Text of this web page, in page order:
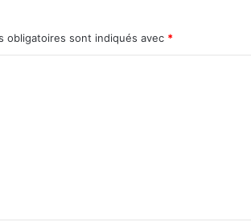
obligatoires sont indiqués avec *